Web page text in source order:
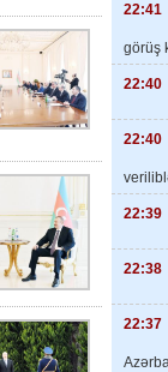
22:41
görüş
22:40
22:40
22:39
22:38
22:37